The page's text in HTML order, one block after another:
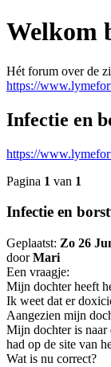
Welkom
Hét forum over de
https://
Infectie en
https://
Pagina 1 van 1
Infectie en
Geplaatst: Zo 26
doorMari
Een vraagje:
Mijn dochter heeft
Ik weet dat er
Aangezien mijn
Mijn dochter is naar
had op de site van
Wat is nu correct?